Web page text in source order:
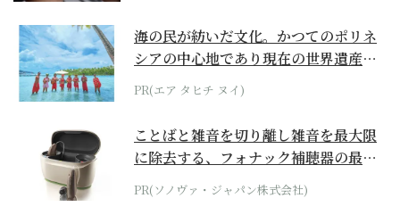
海の民が紡いだ文化。かつてのポリネ
シアの中心地であり現在の世界遺産か
らみえてくる...
PR(エア タヒチ ヌイ)
ことばと雑音を切り離し雑音を最大限
に除去する、フォナック補聴器の最上
位モデル
PR(ソノヴァ・ジャパン株式会社)